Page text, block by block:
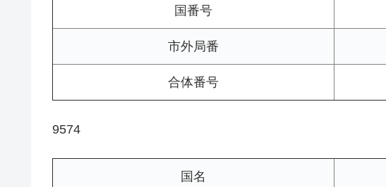
国番号
市外局番
合体番号
9574
国名